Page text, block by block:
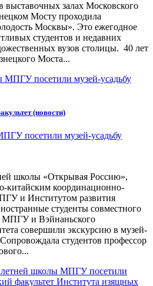
выставочных залах Московского
Мосту проходила
Москвы». Это ежегодное
студентов и недавних
вузов столицы. 40 лет
Моста...
(новости)
посетили музей-усадьбу
школы «Открывая Россию»,
китайским координационно-
и Институтом развития
студенты совместного
МПГУ и Вэйнаньского
совершили экскурсию в музей-
студентов профессор